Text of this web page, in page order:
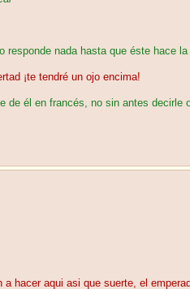
nada hasta que éste hace
¡te tendré un ojo encima!
de él en francés, no sin antes decirle
hacer aqui asi que suerte, el